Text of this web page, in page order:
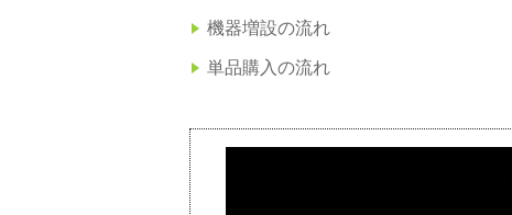
機器増設の流れ
単品購入の流れ